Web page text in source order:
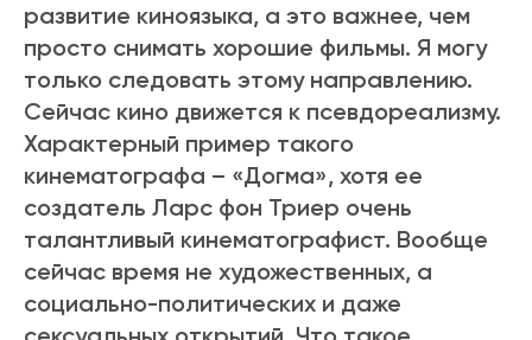
развитие киноязыка, а это важнее, чем
просто снимать хорошие фильмы. Я могу
только следовать этому направлению.
Сейчас кино движется к псевдореализму.
Характерный пример такого
кинематографа – «Догма», хотя ее
создатель Ларс фон Триер очень
талантливый кинематографист. Вообще
сейчас время не художественных, а
социально-политических и даже